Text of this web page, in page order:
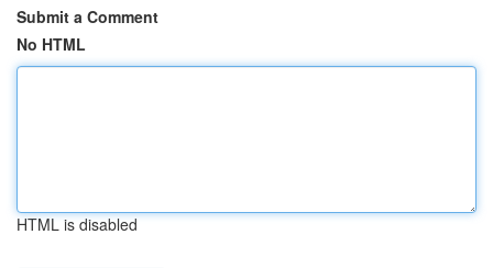
Submit a Comment
No HTML
HTML is disabled